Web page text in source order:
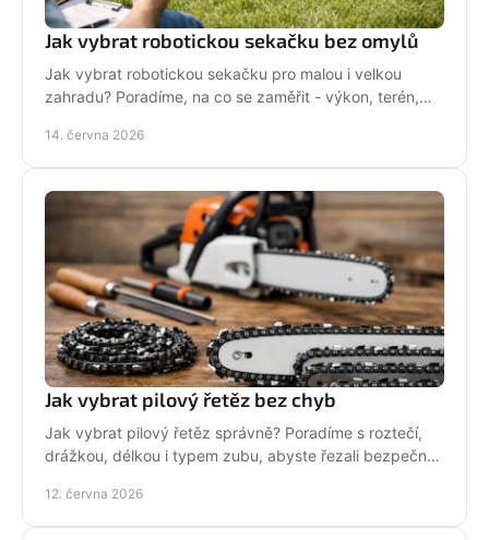
Jak vybrat robotickou sekačku bez omylů
Jak vybrat robotickou sekačku pro malou i velkou
zahradu? Poradíme, na co se zaměřit - výkon, terén,
14. června 2026
Jak vybrat pilový řetěz bez chyb
Jak vybrat pilový řetěz správně? Poradíme s roztečí,
drážkou, délkou i typem zubu, abyste řezali bezpečně,
12. června 2026